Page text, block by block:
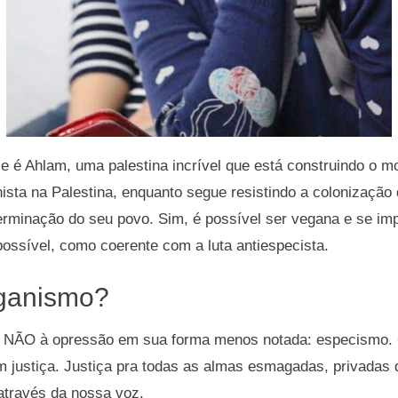
é Ahlam, uma palestina incrível que está construindo o
na Palestina, enquanto segue resistindo a
do seu povo. Sim, é possível ser vegana e se
como coerente com a luta antiespecista.
à opressão em sua forma menos notada: especismo.
justiça. Justiça pra todas as almas esmagadas, privadas
da nossa voz.